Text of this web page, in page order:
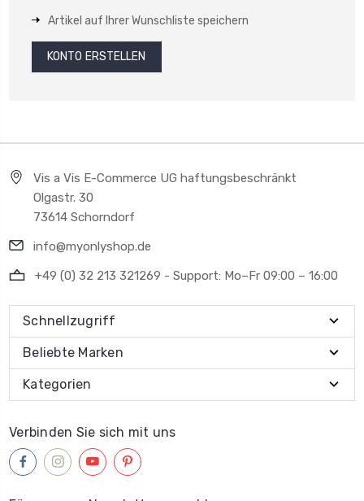
Artikel auf Ihrer Wunschliste speichern
KONTO ERSTELLEN
Vis a Vis E-Commerce UG haftungsbeschränkt
Olgastr. 30
73614 Schorndorf
info@myonlyshop.de
+49 (0) 32 213 321269 - Support: Mo–Fr 09:00 – 16:00
Schnellzugriff
Beliebte Marken
Kategorien
Verbinden Sie sich mit uns